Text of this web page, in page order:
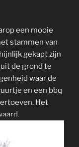
een mooie
stammen van
gekapt zijn
de grond te
waar de
en een bbq
Het